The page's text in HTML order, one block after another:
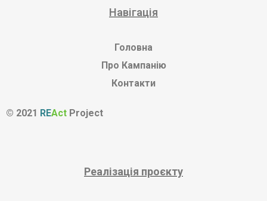
Навігація
Головна
Про Кампанію
Контакти
© 2021 REAct Project
Реалізація проєкту